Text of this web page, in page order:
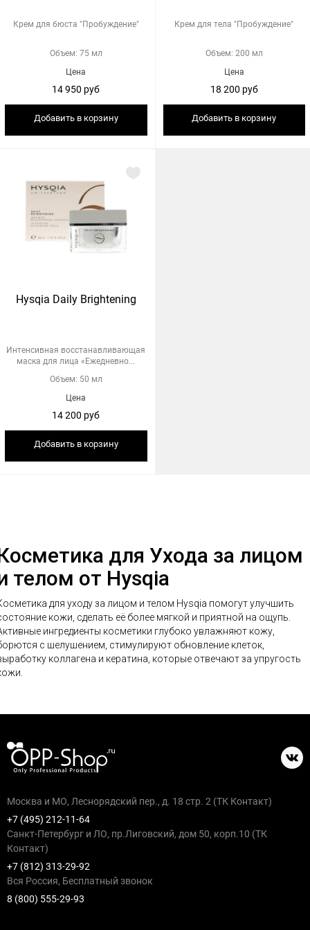
Крем для бюста "Пробуждение"
Объем: 75 мл
Цена
14 950 руб
Добавить в корзину
Крем для тела "Пробуждение"
Объем: 200 мл
Цена
18 200 руб
Добавить в корзину
Hysqia Daily Brightening
Интенсивная восстанавливающая
маска для лица «Ежедневно...
Объем: 50 мл
Цена
14 200 руб
Добавить в корзину
для Ухода за лицом
телом от Hysqia
для уходу за лицом и телом Hysqia помогут улучшить
кожи, сделать её более мягкой и приятной на ощупь.
ингредиенты косметики глубоко увлажняют кожу,
с шелушением, стимулируют обновление клеток,
коллагена и кератина, которые отвечают за упругость
Москва и МО, Леснорядский пер., д. 18 стр. 2 (ТК Контакт)
+7 (495) 212-11-64
Санкт-Петербург и ЛО, пр.Лиговский, дом 50, корп.10 (ТК
Контакт)
+7 (812) 313-29-92
Вся Россия, Бесплатный звонок
8 (800) 555-29-93